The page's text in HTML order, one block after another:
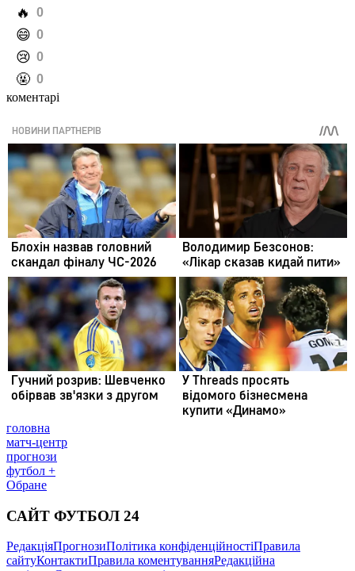
️🔥 0
️😄 0
️😢 0
️🤬 0
коментарі
головна
матч-центр
прогнози
футбол +
Обране
САЙТ ФУТБОЛ 24
РедакціяПрогнозиПолітика конфіденційностіПравила
сайтуКонтактиПравила коментуванняРедакційна